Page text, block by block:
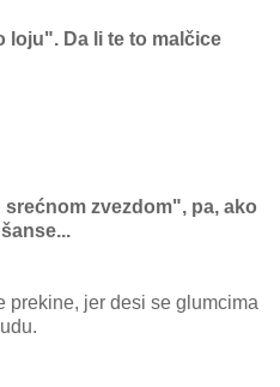
loju". Da li te to malčice
zvezdom", pa, ako
prekine, jer desi se glumcima